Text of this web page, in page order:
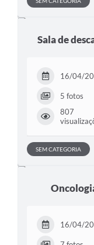
Sala de
16/04/
5 fotos
807
SEM CATEGORIA
16/04/